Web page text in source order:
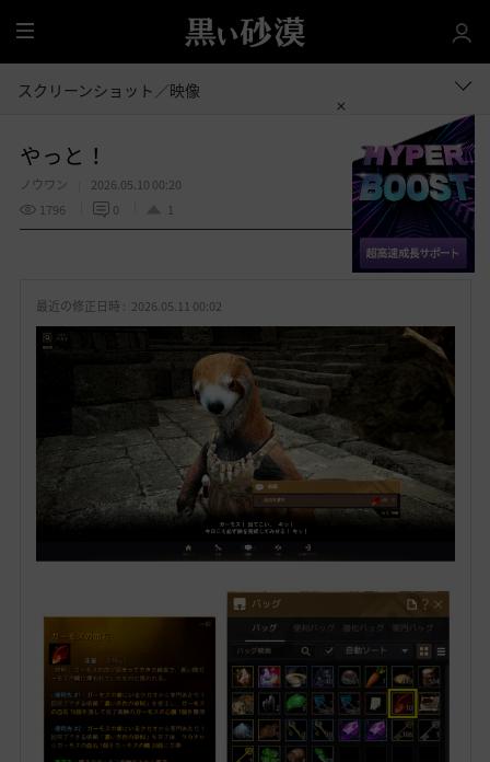
全
体
スクリーンショット／映像
やっと！
ノウワン
2026.05.10 00:20
1796
0 1
お
入
共有する
最近の修正日時 : 2026.05.11 00:02